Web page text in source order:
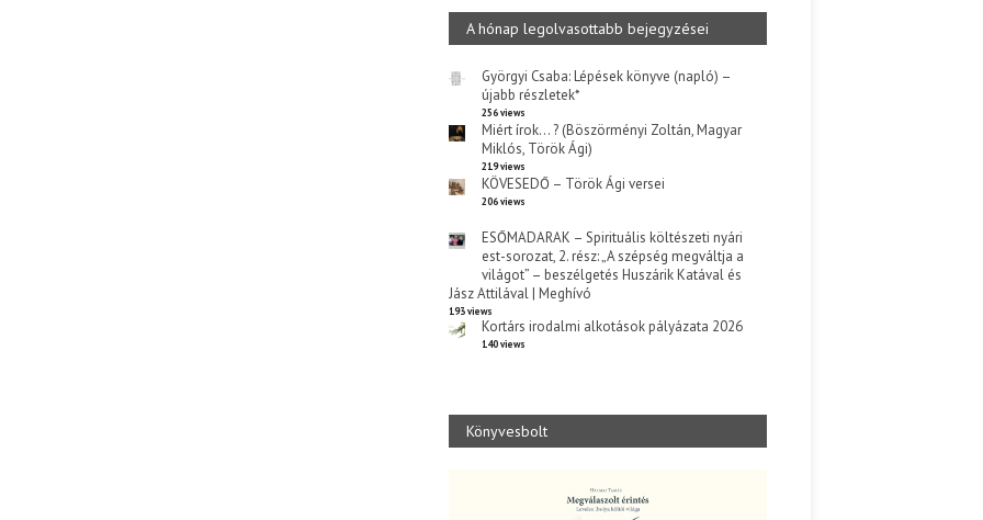
A hónap legolvasottabb bejegyzései
Györgyi Csaba: Lépések könyve (napló) –
újabb részletek*
256 views
Miért írok… ? (Böszörményi Zoltán, Magyar
Miklós, Török Ági)
219 views
KÖVESEDŐ – Török Ági versei
206 views
ESŐMADARAK – Spirituális költészeti nyári
est-sorozat, 2. rész: „A szépség megváltja a
világot” – beszélgetés Huszárik Katával és
Jász Attilával | Meghívó
193 views
Kortárs irodalmi alkotások pályázata 2026
140 views
Könyvesbolt